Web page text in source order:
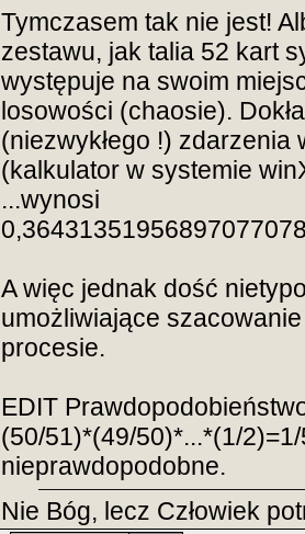
Tymczasem tak nie jest!
zestawu, jak talia 52 kart
występuje na swoim
losowości (chaosie).
(niezwykłego !)
(kalkulator w systemie
...wynosi
A więc jednak dość
umożliwiające
procesie.
EDIT
(50/51)*(49/50)*...*(1/
nieprawdopodobne.
Nie Bóg, lecz Człowiek